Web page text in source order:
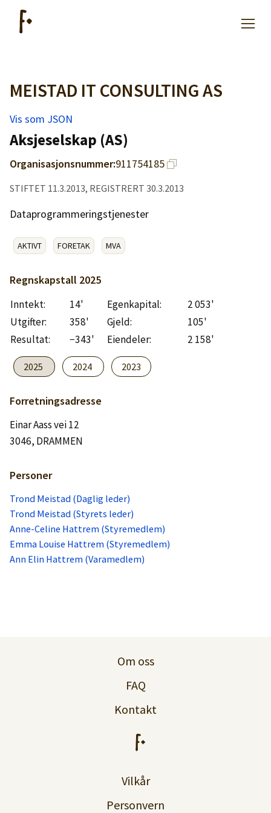
Artikler
Hjelp
Kjøpe lister
Priser
Logg inn
Lag konto
MEISTAD IT CONSULTING AS
Vis som JSON
Aksjeselskap (AS)
Organisasjonsnummer:911754185
STIFTET 11.3.2013, REGISTRERT 30.3.2013
Dataprogrammeringstjenester
AKTIVT FORETAK MVA
Regnskapstall 2025
Inntekt: 14' Egenkapital:
2 053'
Utgifter:
358' Gjeld:
105'
Resultat:
−343' Eiendeler: 2 158'
2025 2024 2023
Forretningsadresse
Einar Aass vei 12
3046, DRAMMEN
Personer
Trond Meistad (Daglig leder)
Trond Meistad (Styrets leder)
Anne-Celine Hattrem (Styremedlem)
Emma Louise Hattrem (Styremedlem)
Ann Elin Hattrem (Varamedlem)
Om oss
FAQ
Kontakt
Vilkår
Personvern